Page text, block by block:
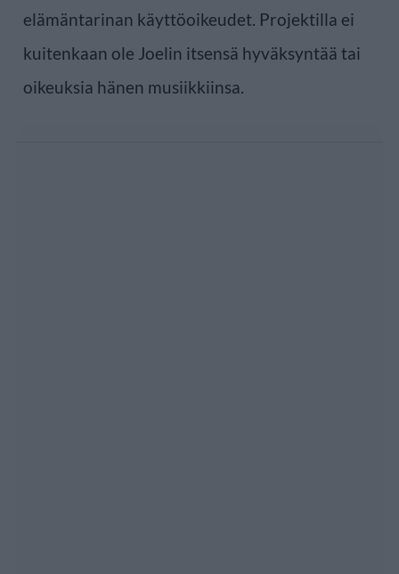
elämäntarinan käyttöoikeudet. Projektilla ei
kuitenkaan ole Joelin itsensä hyväksyntää tai
oikeuksia hänen musiikkiinsa.